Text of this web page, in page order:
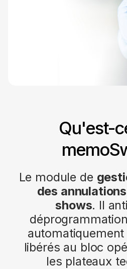
Qu'est-
Le module de
des
shows. Il
libérés au bloc
les plateaux